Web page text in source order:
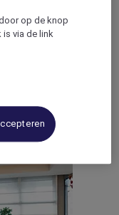
op de knop
is via de link